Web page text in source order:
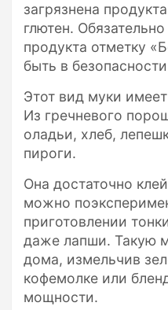
загрязнена
глютен.
продукта отметку
быть в
Этот вид муки
Из гречневого
оладьи, хлеб,
пироги.
Она достаточно
можно
приготовлении
даже лапши. Такую
дома, измельчив
кофемолке или
мощности.